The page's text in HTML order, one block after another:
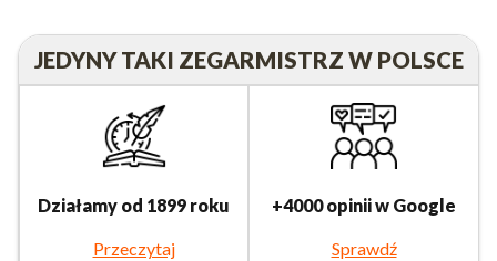
JEDYNY TAKI ZEGARMISTRZ W POLSCE
Działamy od 1899 roku
Przeczytaj
+4000 opinii w Google
Sprawdź